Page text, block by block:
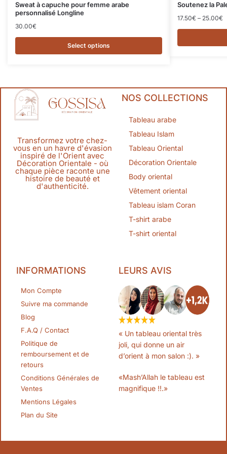
Sweat à capuche pour femme arabe
personnalisé Longline
30.00€
Select options
Soutenez la
17.50€ – 25.00€
Transformez votre chez-
vous en un havre d'évasion
inspiré de l'Orient avec
Décoration Orientale - où
chaque pièce raconte une
histoire de beauté et
d'authenticité.
NOS COLLECTIONS
Tableau arabe
Tableau Islam
Tableau Oriental
Décoration Orientale
Body oriental
Vêtement oriental
Tableau islam Coran
T-shirt arabe
T-shirt oriental
INFORMATIONS
Mon Compte
Suivre ma commande
Blog
F.A.Q / Contact
Politique de
remboursement et de
retours
Conditions Générales de
Ventes
Mentions Légales
Plan du Site
LEURS AVIS
« Un tableau oriental très
joli, qui donne un air
d’orient à mon salon :). »
«Mash’Allah le tableau est
magnifique !!.»